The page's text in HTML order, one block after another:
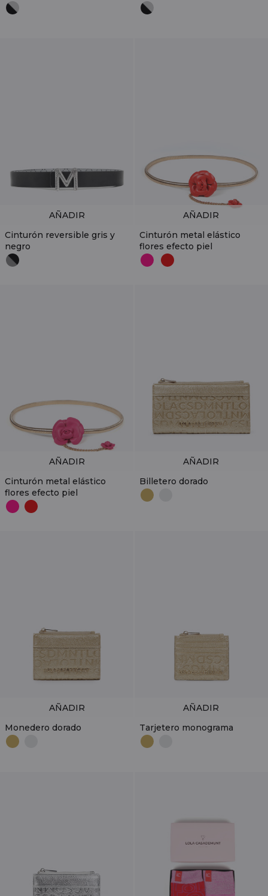
Cinturón reversible gris y
negro
AÑADIR
Cinturón metal elástico
flores efecto piel
AÑADIR
Cinturón metal elástico
flores efecto piel
AÑADIR
Billetero dorado
AÑADIR
Monedero dorado
AÑADIR
Tarjetero monograma
AÑADIR